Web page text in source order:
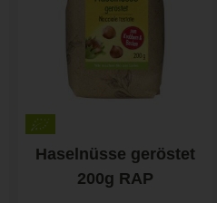
Haselnüsse geröstet
200g RAP